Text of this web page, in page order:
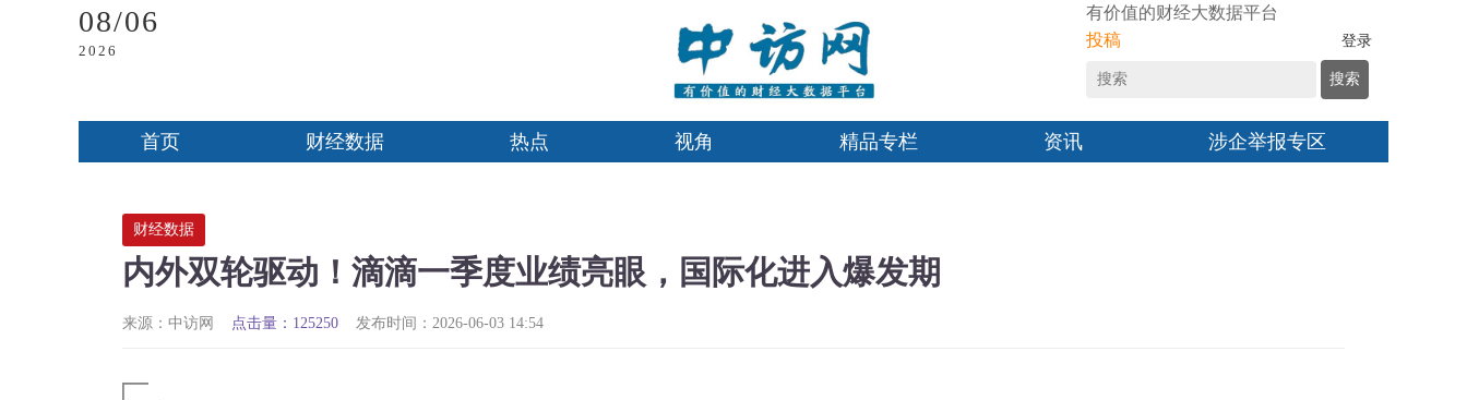
08/06
2026
有价值的财经大数据平台
投稿
登录
搜索
首页 财经数据 热点 视角 精品专栏 资讯 涉企举报专区
财经数据
内外双轮驱动！滴滴一季度业绩亮眼，国际化进入爆发期
来源：中访网 点击量：125250 发布时间：2026-06-03 14:54